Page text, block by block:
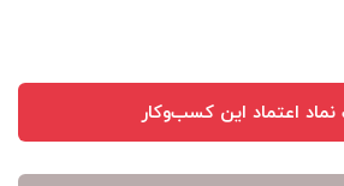
اعتماد این کسب‌وکار